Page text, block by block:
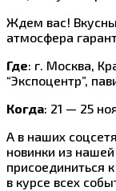
Ждем вас!
атмосфера
Где: г. Москва,
“Экспоцентр”,
Когда: 21 — 25
А в наших
новинки из
присоединиться
в курсе всех